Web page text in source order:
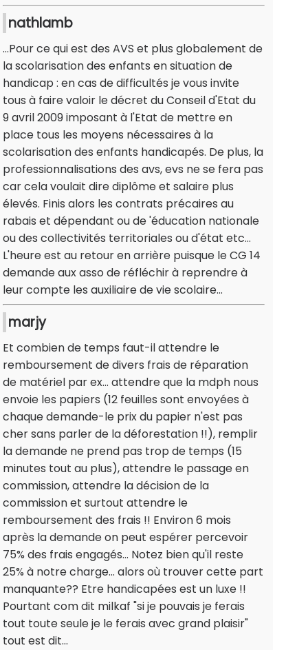
nathlamb
...Pour ce qui est des AVS et plus globalement de
la scolarisation des enfants en situation de
handicap : en cas de difficultés je vous invite
tous à faire valoir le décret du Conseil d'Etat du
9 avril 2009 imposant à l'Etat de mettre en
place tous les moyens nécessaires à la
scolarisation des enfants handicapés. De plus, la
professionnalisations des avs, evs ne se fera pas
car cela voulait dire diplôme et salaire plus
élevés. Finis alors les contrats précaires au
rabais et dépendant ou de 'éducation nationale
ou des collectivités territoriales ou d'état etc...
L'heure est au retour en arrière puisque le CG 14
demande aux asso de réfléchir à reprendre à
leur compte les auxiliaire de vie scolaire...
marjy
Et combien de temps faut-il attendre le
remboursement de divers frais de réparation
de matériel par ex... attendre que la mdph nous
envoie les papiers (12 feuilles sont envoyées à
chaque demande-le prix du papier n'est pas
cher sans parler de la déforestation !!), remplir
la demande ne prend pas trop de temps (15
minutes tout au plus), attendre le passage en
commission, attendre la décision de la
commission et surtout attendre le
remboursement des frais !! Environ 6 mois
après la demande on peut espérer percevoir
75% des frais engagés... Notez bien qu'il reste
25% à notre charge... alors où trouver cette part
manquante?? Etre handicapées est un luxe !!
Pourtant com dit milkaf "si je pouvais je ferais
tout toute seule je le ferais avec grand plaisir"
tout est dit...